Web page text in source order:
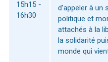
15h15 -
16h30
d’appeler à un
politique et
attachés à la
la solidarité
monde qui